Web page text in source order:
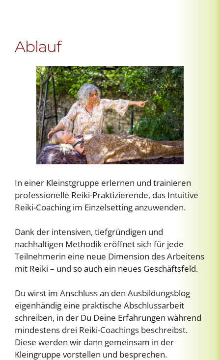
Ablauf
In einer Kleinstgruppe erlernen und trainieren
professionelle Reiki-Praktizierende, das Intuitive
Reiki-Coaching im Einzelsetting anzuwenden.
Dank der intensiven, tiefgründigen und
nachhaltigen Methodik eröffnet sich für jede
Teilnehmerin eine neue Dimension des Arbeitens
mit Reiki – und so auch ein neues Geschäftsfeld.
Du wirst im Anschluss an den Ausbildungsblog
eigenhändig eine praktische Abschlussarbeit
schreiben, in der Du Deine Erfahrungen während
mindestens drei Reiki-Coachings beschreibst.
Diese werden wir dann gemeinsam in der
Kleingruppe vorstellen und besprechen.